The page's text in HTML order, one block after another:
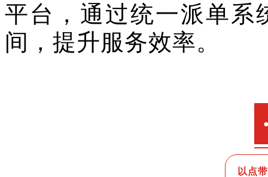
平台，通过统一派单系
间，提升服务效率。
以点